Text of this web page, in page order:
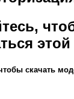
скачать